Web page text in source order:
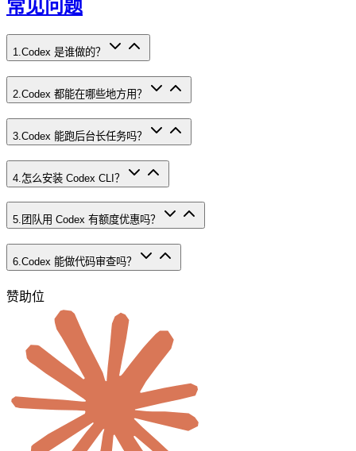
常见问题
1.Codex 是谁做的？
2.Codex 都能在哪些地方用？
3 Codex 能跑后台长任务吗？
4 怎么安装 Codex CLI？
5. 团队用 Codex 有额度优惠吗？
6 Codex 能做代码审查吗？
赞助位